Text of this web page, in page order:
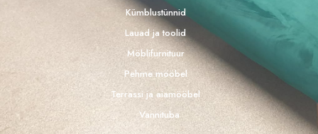
Kümblustünnid
Lauad ja toolid
Möblifurnituur
Pehme mööbel
Terrassi ja aiamööbel
Vannituba